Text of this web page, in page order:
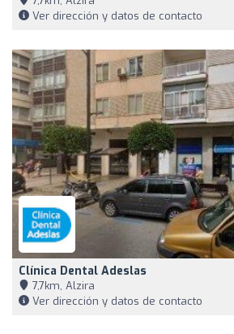
Ver dirección y datos de contacto
Clínica Dental Adeslas
7,7km, Alzira
Ver dirección y datos de contacto